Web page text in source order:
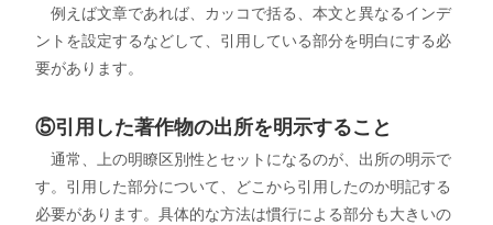
例えば文章であれば、カッコで括る、本文と異なるインデ
ントを設定するなどして、引用している部分を明白にする必
要があります。
⑤引用した著作物の出所を明示すること
通常、上の明瞭区別性とセットになるのが、出所の明示で
す。引用した部分について、どこから引用したのか明記する
必要があります。具体的な方法は慣行による部分も大きいの